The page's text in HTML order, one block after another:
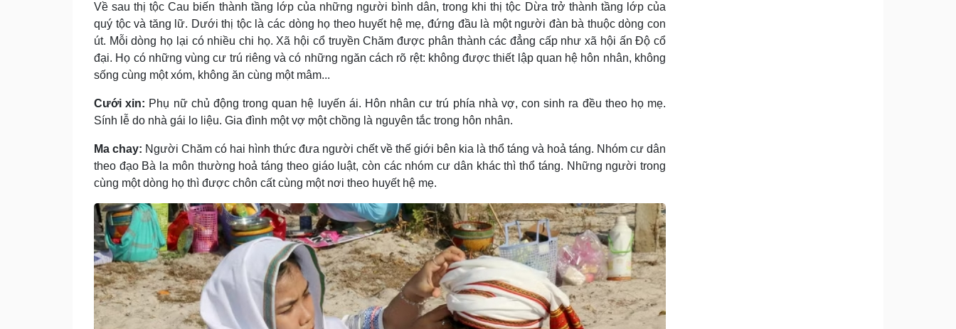
Về sau thị tộc Cau biến thành tầng lớp của những người bình dân, trong khi thị tộc Dừa trở thành tầng lớp của
quý tộc và tăng lữ. Dưới thị tộc là các dòng họ theo huyết hệ mẹ, đứng đầu là một người đàn bà thuộc dòng con
út. Mỗi dòng họ lại có nhiều chi họ. Xã hội cổ truyền Chăm được phân thành các đẳng cấp như xã hội ấn Ðộ cổ
đại. Họ có những vùng cư trú riêng và có những ngăn cách rõ rệt: không được thiết lập quan hệ hôn nhân, không
sống cùng một xóm, không ăn cùng một mâm...
Cưới xin: Phụ nữ chủ động trong quan hệ luyến ái. Hôn nhân cư trú phía nhà vợ, con sinh ra đều theo họ mẹ.
Sính lễ do nhà gái lo liệu. Gia đình một vợ một chồng là nguyên tắc trong hôn nhân.
Ma chay: Người Chăm có hai hình thức đưa người chết về thế giới bên kia là thổ táng và hoả táng. Nhóm cư dân
theo đạo Bà la môn thường hoả táng theo giáo luật, còn các nhóm cư dân khác thì thổ táng. Những người trong
cùng một dòng họ thì được chôn cất cùng một nơi theo huyết hệ mẹ.